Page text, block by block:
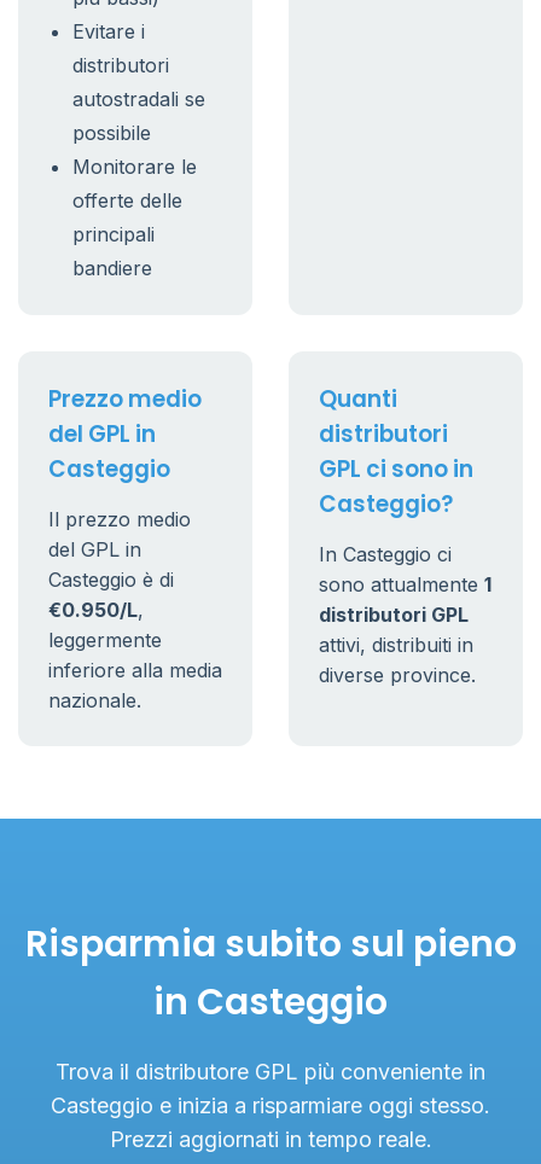
Evitare i
distributori
autostradali se
possibile
Monitorare le
offerte delle
principali
bandiere
Prezzo medio
del GPL in
Casteggio
Il prezzo medio
del GPL in
Casteggio è di
€0.950/L,
leggermente
inferiore alla media
nazionale.
Quanti
distributori
GPL ci sono in
Casteggio?
In Casteggio ci
sono attualmente 1
distributori GPL
attivi, distribuiti in
diverse province.
Risparmia subito sul pieno
in Casteggio
Trova il distributore GPL più conveniente in
Casteggio e inizia a risparmiare oggi stesso.
Prezzi aggiornati in tempo reale.